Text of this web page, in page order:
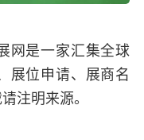
网是一家汇集全球
展位申请、展商名
注明来源。